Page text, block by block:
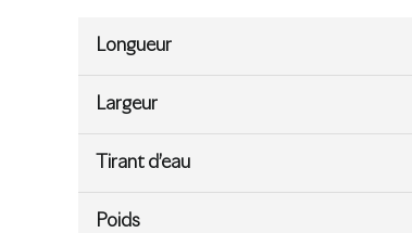
Longueur
Largeur
Tirant d’eau
Poids